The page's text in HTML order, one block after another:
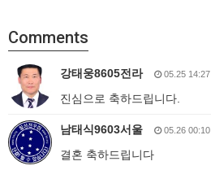
Comments
강태웅8605전라 05.25 14:27
진심으로 축하드립니다.
남태식9603서울 05.26 00:10
결혼 축하드립니다